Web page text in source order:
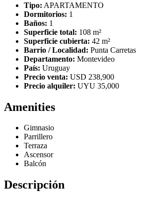
Tipo: APARTAMENTO
Dormitorios: 1
Baños: 1
Superficie total: 108 m²
Superficie cubierta: 42 m²
Barrio / Localidad: Punta Carretas
Departamento: Montevideo
País: Uruguay
Precio venta: USD 238,900
Precio alquiler: UYU 35,000
Amenities
Gimnasio
Parrillero
Terraza
Ascensor
Balcón
Descripción